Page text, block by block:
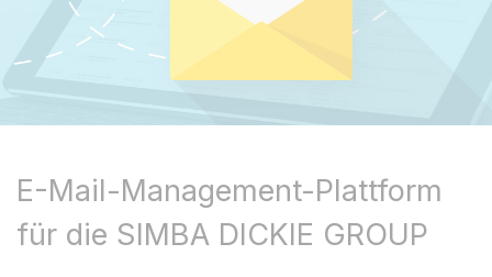
KONTAKT
E-Mail-Management-Plattform
für die SIMBA DICKIE GROUP